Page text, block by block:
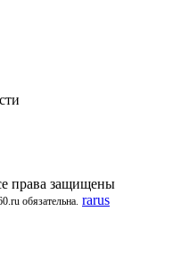
права защищены
обязательна. rarus